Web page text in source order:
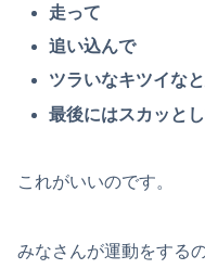
走って
追い込んで
ツラいなキツイな
最後にはスカッと
これがいいのです。
みなさんが運動をする